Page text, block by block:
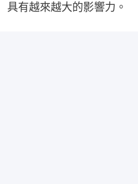
具有越來越大的影響力。